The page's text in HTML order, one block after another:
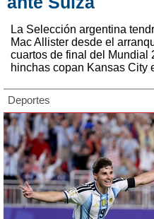
La Selección argentina
Mac Allister desde el
cuartos de final del Mundial
hinchas copan Kansas City
Deportes